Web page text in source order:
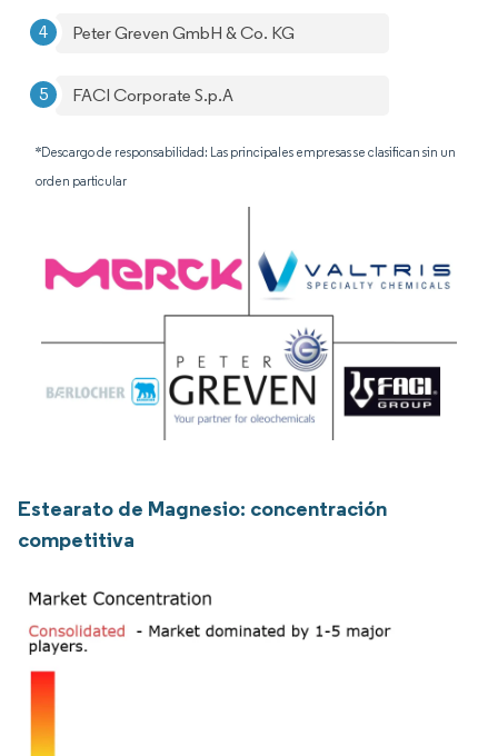
Peter Greven GmbH & Co. KG
FACI Corporate S.p.A
*Descargo de responsabilidad: Las principales empresas se clasifican sin un
orden particular
Estearato de Magnesio: concentración
competitiva